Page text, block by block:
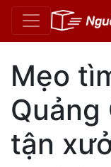
Mẹo
Quảng
tận